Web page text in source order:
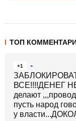
ТОП
+1
-
ВСЕ!!!!ДЕНЕГ
делают
пусть народ
у